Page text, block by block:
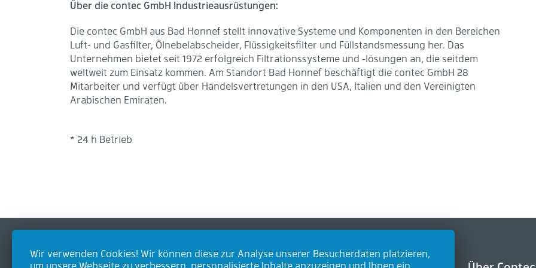
Über die contec GmbH Industrieausrüstungen:
Die contec GmbH aus Bad Honnef stellt innovative Systeme und Komponenten in den Bereichen
Luft- und Gasfilter, Ölnebelabscheider, Flüssigkeitsfilter und Füllstandsmessung her. Das
Unternehmen bietet seit 1972 erfolgreich Filtrationssysteme und -lösungen an, die seitdem
weltweit zum Einsatz kommen. Am Standort Bad Honnef beschäftigt die contec GmbH 28
Mitarbeiter und verfügt über Handelsvertretungen in den USA, Italien und den Vereinigten
Arabischen Emiraten.
* 24 h Betrieb
Wir verwenden Cookies! Wir können diese zur Analyse unserer Besucherdaten platzieren,
um unsere Webseite zu verbessern, personalisierte Inhalte anzuzeigen und Ihnen ein